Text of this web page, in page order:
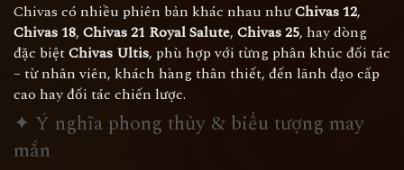
Chivas có nhiều phiên bản khác nhau nhưChivas 12,
Chivas 18, Chivas 21 Royal Salute, Chivas 25, hay dòng
đặc biệtChivas Ultis, phù hợp với từng phân khúc đối tác
– từ nhân viên, khách hàng thân thiết, đến lãnh đạo cấp
cao hay đối tác chiến lược.
✦ Ý nghĩa phong thủy & biểu tượng may
mắn